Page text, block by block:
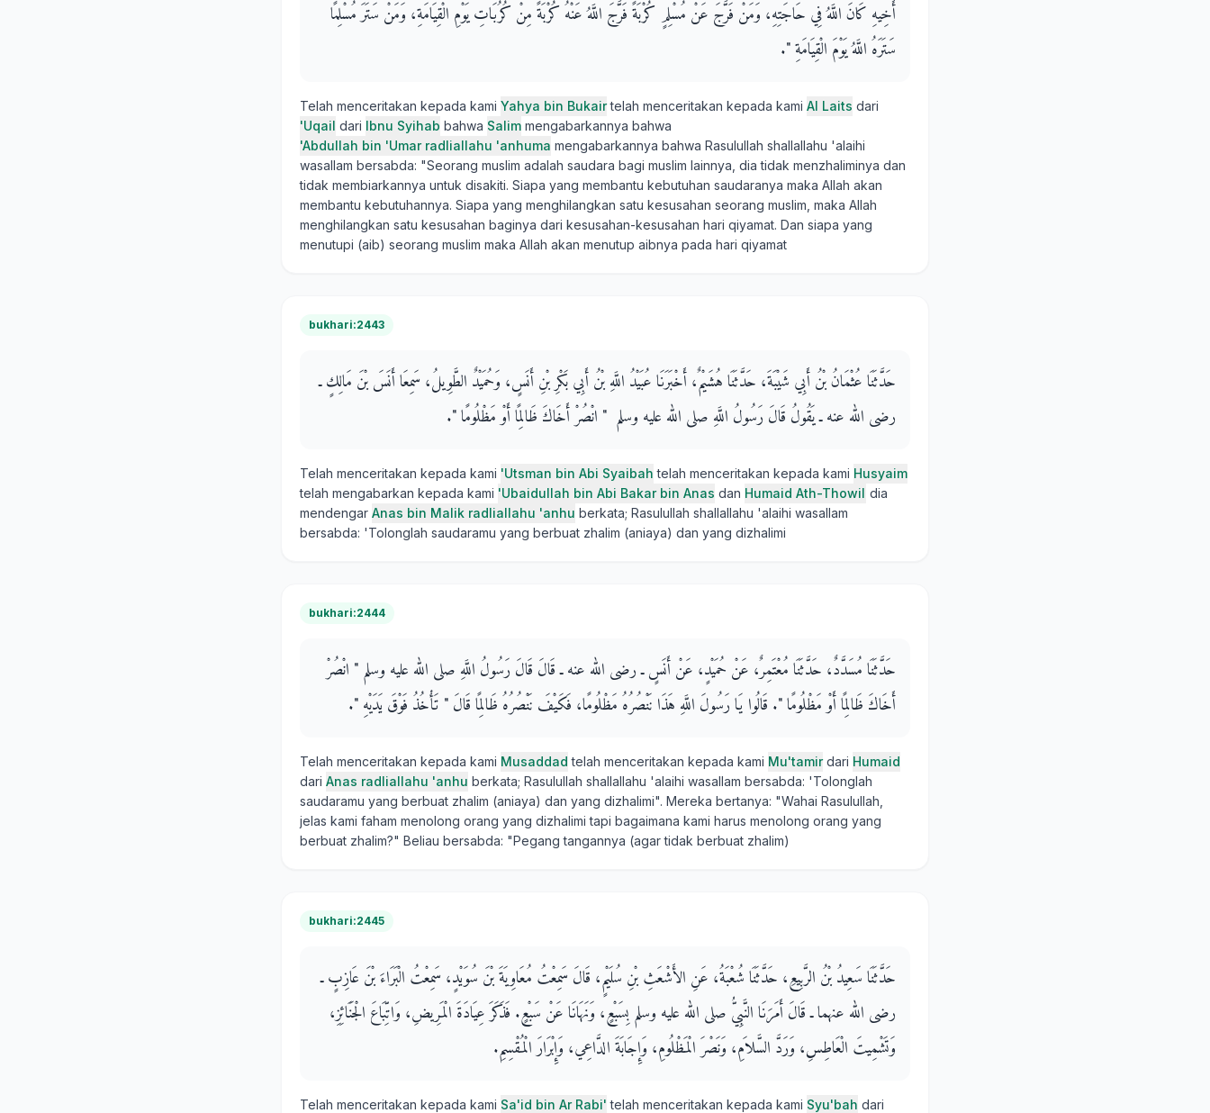
أَخِيهِ كَانَ اللَّهُ فِي حَاجَتِهِ، وَمَنْ فَرَّجَ عَنْ مُسْلِمٍ كُرْبَةً فَرَّجَ اللَّهُ عَنْهُ كُرْبَةً مِنْ كُرُبَاتِ يَوْمِ الْقِيَامَةِ، وَمَنْ سَتَرَ مُسْلِمًا
سَتَرَهُ اللَّهُ يَوْمَ الْقِيَامَةِ ‏"‏‏.‏
Telah menceritakan kepada kami Yahya bin Bukairtelah menceritakan kepada kami Al Laits dari
'Uqail dari Ibnu Syihab bahwa Salim mengabarkannya bahwa
'Abdullah bin 'Umar radliallahu 'anhuma mengabarkannya bahwa Rasulullah shallallahu 'alaihi
wasallam bersabda: "Seorang muslim adalah saudara bagi muslim lainnya, dia tidak menzhaliminya dan
tidak membiarkannya untuk disakiti. Siapa yang membantu kebutuhan saudaranya maka Allah akan
membantu kebutuhannya. Siapa yang menghilangkan satu kesusahan seorang muslim, maka Allah
menghilangkan satu kesusahan baginya dari kesusahan-kesusahan hari qiyamat. Dan siapa yang
menutupi (aib) seorang muslim maka Allah akan menutup aibnya pada hari qiyamat
bukhari:2443
حَدَّثَنَا عُثْمَانُ بْنُ أَبِي شَيْبَةَ، حَدَّثَنَا هُشَيْمٌ، أَخْبَرَنَا عُبَيْدُ اللَّهِ بْنُ أَبِي بَكْرِ بْنِ أَنَسٍ، وَحُمَيْدٌ الطَّوِيلُ، سَمِعَا أَنَسَ بْنَ مَالِكٍ ـ
رضى الله عنه ـ يَقُولُ قَالَ رَسُولُ اللَّهِ صلى الله عليه وسلم ‏ "‏ انْصُرْ أَخَاكَ ظَالِمًا أَوْ مَظْلُومًا ‏"‏‏.‏
Telah menceritakan kepada kami 'Utsman bin Abi Syaibah telah menceritakan kepada kami Husyaim
telah mengabarkan kepada kami 'Ubaidullah bin Abi Bakar bin Anas dan Humaid Ath-Thowil dia
mendengar Anas bin Malik radliallahu 'anhu berkata; Rasulullah shallallahu 'alaihi wasallam
bersabda: 'Tolonglah saudaramu yang berbuat zhalim (aniaya) dan yang dizhalimi
bukhari:2444
حَدَّثَنَا مُسَدَّدٌ، حَدَّثَنَا مُعْتَمِرٌ، عَنْ حُمَيْدٍ، عَنْ أَنَسٍ ـ رضى الله عنه ـ قَالَ قَالَ رَسُولُ اللَّهِ صلى الله عليه وسلم ‏"‏ انْصُرْ
أَخَاكَ ظَالِمًا أَوْ مَظْلُومًا ‏"‏‏.‏ قَالُوا يَا رَسُولَ اللَّهِ هَذَا نَنْصُرُهُ مَظْلُومًا، فَكَيْفَ نَنْصُرُهُ ظَالِمًا قَالَ ‏"‏ تَأْخُذُ فَوْقَ يَدَيْهِ ‏"‏‏.‏
Telah menceritakan kepada kami Musaddad telah menceritakan kepada kami Mu'tamirdari Humaid
dari Anas radliallahu 'anhu berkata; Rasulullah shallallahu 'alaihi wasallam bersabda: 'Tolonglah
saudaramu yang berbuat zhalim (aniaya) dan yang dizhalimi". Mereka bertanya: "Wahai Rasulullah,
jelas kami faham menolong orang yang dizhalimi tapi bagaimana kami harus menolong orang yang
berbuat zhalim?" Beliau bersabda: "Pegang tangannya (agar tidak berbuat zhalim)
bukhari:2445
حَدَّثَنَا سَعِيدُ بْنُ الرَّبِيعِ، حَدَّثَنَا شُعْبَةُ، عَنِ الأَشْعَثِ بْنِ سُلَيْمٍ، قَالَ سَمِعْتُ مُعَاوِيَةَ بْنَ سُوَيْدٍ، سَمِعْتُ الْبَرَاءَ بْنَ عَازِبٍ ـ
رضى الله عنهما ـ قَالَ أَمَرَنَا النَّبِيُّ صلى الله عليه وسلم بِسَبْعٍ، وَنَهَانَا عَنْ سَبْعٍ‏.‏ فَذَكَرَ عِيَادَةَ الْمَرِيضِ، وَاتِّبَاعَ الْجَنَائِزِ،
وَتَشْمِيتَ الْعَاطِسِ، وَرَدَّ السَّلاَمِ، وَنَصْرَ الْمَظْلُومِ، وَإِجَابَةَ الدَّاعِي، وَإِبْرَارَ الْمُقْسِمِ‏.‏
Telah menceritakan kepada kami Sa'id bin Ar Rabi' telah menceritakan kepada kami Syu'bah dari